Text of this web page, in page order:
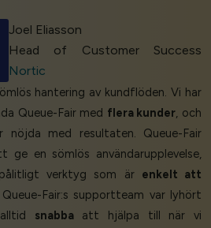
Joel Eliasson
Head of Customer Success
Nortic
hantering av kundflöden. Vi har
Queue-Fair med flera kunder, och
nöjda med resultaten. Queue-Fair
ge en sömlös användarupplevelse,
verktyg som är enkelt att
Fair:s supportteam var lyhört
snabbaatt hjälpa till när vi